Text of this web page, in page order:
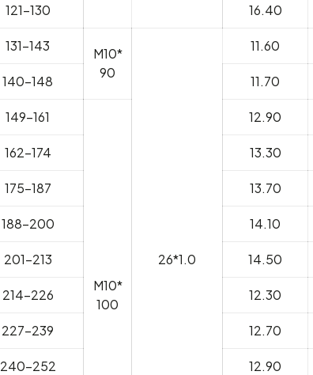
121-130 16.40
131-143
M10*
90
26*1.0
11.60
140-148 11.70
149-161
M10*
100
12.90
162-174 13.30
175-187 13.70
188-200 14.10
201-213 14.50
214-226 12.30
227-239 12.70
240-252 12.90